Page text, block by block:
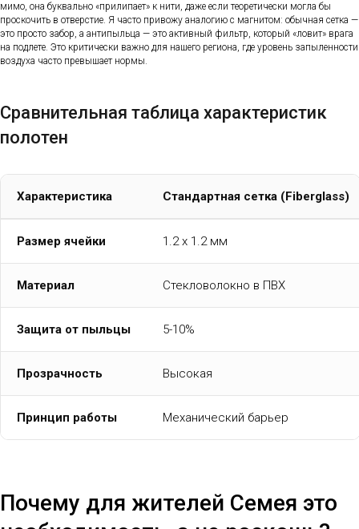
мимо, она буквально «прилипает» к нити, даже если теоретически могла бы
проскочить в отверстие. Я часто привожу аналогию с магнитом: обычная сетка —
это просто забор, а антипыльца — это активный фильтр, который «ловит» врага
на подлете. Это критически важно для нашего региона, где уровень запыленности
воздуха часто превышает нормы.
Сравнительная таблица характеристик
полотен
Характеристика Стандартная сетка (Fiberglass)
Размер ячейки 1.2 х 1.2 мм
Материал Стекловолокно в ПВХ
Защита от пыльцы 5-10%
Прозрачность Высокая
Принцип работы Механический барьер
Почему для жителей Семея это